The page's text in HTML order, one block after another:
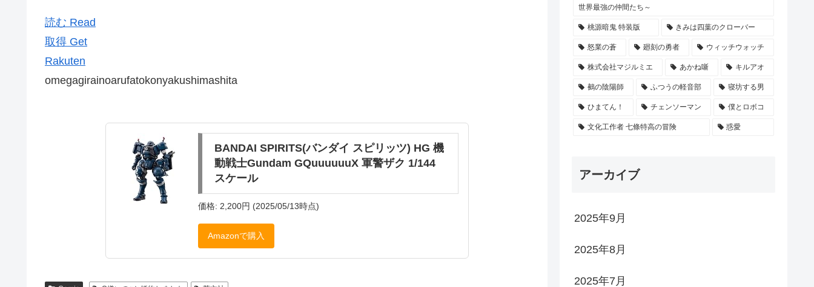
読む Read
取得 Get
Rakuten
omegagirainoarufatokonyakushimashita
BANDAI SPIRITS(バンダイ スピリッツ) HG 機
動戦士Gundam GQuuuuuuX 軍警ザク 1/144
スケール
価格: 2,200円 (2025/05/13時点)
Amazonで購入
世界最強の仲間たち～
桃源暗鬼 特装版 きみは四葉のクローバー
怒業の蒼 廻刻の勇者 ウィッチウォッチ
株式会社マジルミエ あかね噺 キルアオ
鵺の陰陽師 ふつうの軽音部 寝坊する男
ひまてん！ チェンソーマン 僕とロボコ
文化工作者 七條特高の冒険 惑愛
アーカイブ
2025年9月
2025年8月
2025年7月